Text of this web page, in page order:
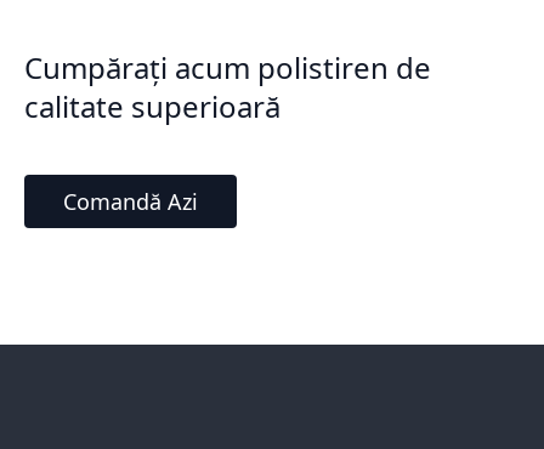
Cumpărați acum polistiren de
calitate superioară
Comandă Azi